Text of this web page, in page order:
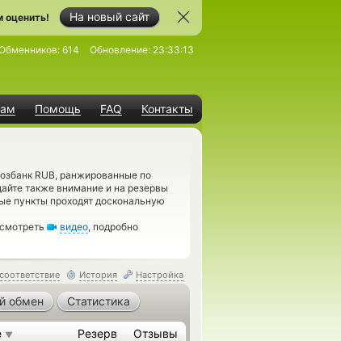
На новый сайт
оценить!
Помощь FAQ Контакты
614 Обновление: 23:33:13
RUB, ранжированные по
также внимание и на резервы
пункты проходят доскональную
видео, подробно
История Настройка
обмен Статистика
▼ Резерв Отзывы